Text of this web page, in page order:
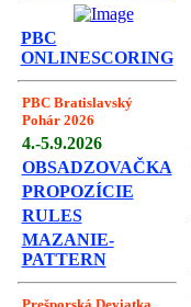
PBC
ONLINESCORING
PBC Bratislavský
Pohár 2026
4.-5.9.2026
OBSADZOVAČKA
PROPOZÍCIE
RULES
MAZANIE-
PATTERN